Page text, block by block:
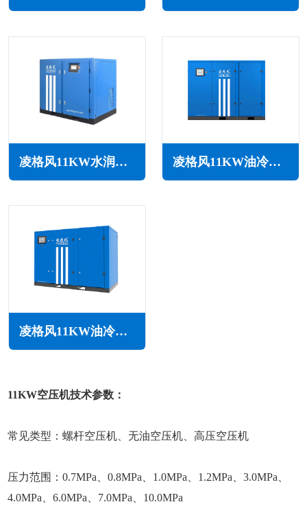
凌格风11KW水润滑无油空压机LSW系列 凌格风11KW油冷永磁变频空压机LOH系列
凌格风11KW油冷永磁变频空压机LSH系列
11KW空压机技术参数：
常见类型：螺杆空压机、无油空压机、高压空压机
压力范围：0.7MPa、0.8MPa、1.0MPa、1.2MPa、3.0MPa、
4.0MPa、6.0MPa、7.0MPa、10.0MPa